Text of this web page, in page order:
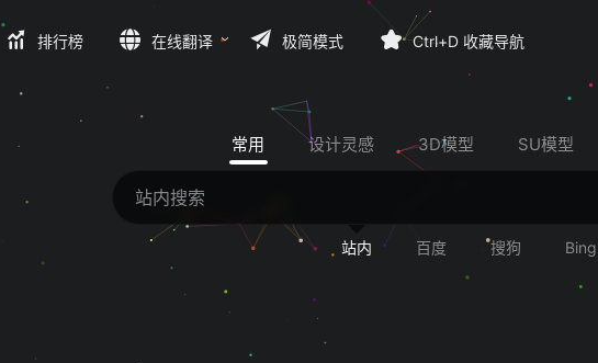
排行榜 在线翻译 极简模式 Ctrl+D 收藏导航
常用 设计灵感 3D模型 SU模型
站内 百度 搜狗 Bing